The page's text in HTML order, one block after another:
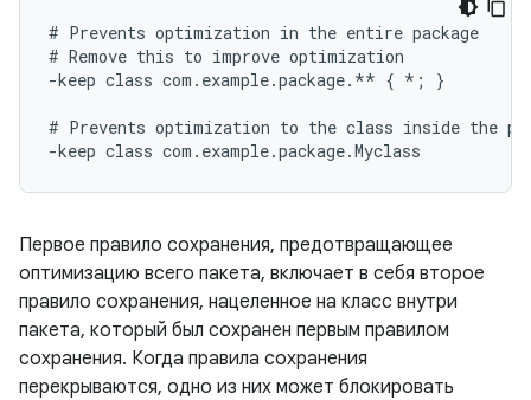
# Prevents optimization in the entire package
# Remove this to improve optimization
-keep class com.example.package.** { *; }
# Prevents optimization to the class inside the
Первое правило сохранения, предотвращающее
оптимизацию всего пакета, включает в себя второе
правило сохранения, нацеленное на класс внутри
пакета, который был сохранен первым правилом
сохранения. Когда правила сохранения
перекрываются, одно из них может блокировать